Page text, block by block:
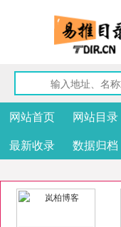
网站首页 网站目录
最新收录
数据归档